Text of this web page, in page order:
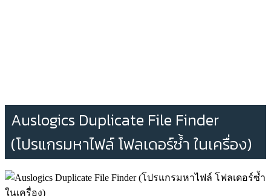
Auslogics Duplicate File Finder
(โปรแกรมหาไฟล์ โฟลเดอร์ซ้ำ ในเครื่อง)